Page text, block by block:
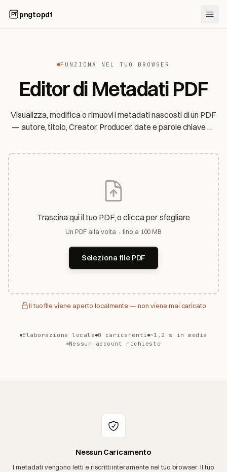
pngtopdf
FUNZIONA NEL TUO BROWSER
Editor di Metadati PDF
Visualizza, modifica o rimuovi i metadati nascosti di un PDF
— autore, titolo, Creator, Producer, date e parole chiave —
dispositivo.
Trascina qui il tuo PDF, o clicca per sfogliare
Un PDF alla volta · fino a 100 MB
Seleziona file PDF
Il tuo file viene aperto localmente — non viene mai caricato
Elaborazione locale 0 caricamenti
~1,2 s in media
Nessun account richiesto
Nessun Caricamento
I metadati vengono letti e riscritti interamente nel tuo browser. Il tuo